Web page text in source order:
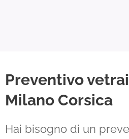
Preventivo
Milano Corsica
Hai bisogno di un